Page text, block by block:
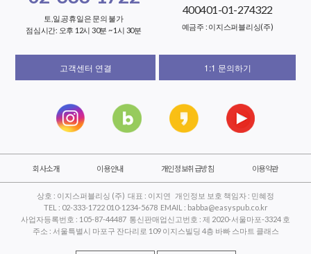
토,일,공휴일은 문의 불가
점심시간: 오후 12시 30분 ~ 1시 30분
400401-01-274322
예금주 : 이지스퍼블리싱(주)
고객센터 연결 1:1 문의하기
회사소개 이용안내 개인정보취급방침 이용약관
상호 : 이지스퍼블리싱 (주) 대표 : 이지연 개인정보 보호 책임자 : 민혜정
TEL : 02-333-1722 010-1234-5678 EMAIL : babba@easyspub.co.kr
사업자등록번호 : 105-87-44487 통신판매업신고번호 : 제 2020-서울마포-3324 호
주소 : 서울특별시 마포구 잔다리로 109 이지스빌딩 4층 바빠 스마트 클래스